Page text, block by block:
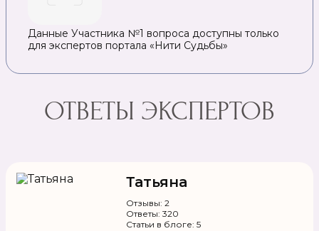
Данные Участника №1 вопроса доступны только
для экспертов портала «Нити Судьбы»
ОТВЕТЫ ЭКСПЕРТОВ
Татьяна
Отзывы: 2
Ответы: 320
Статьи в блоге: 5